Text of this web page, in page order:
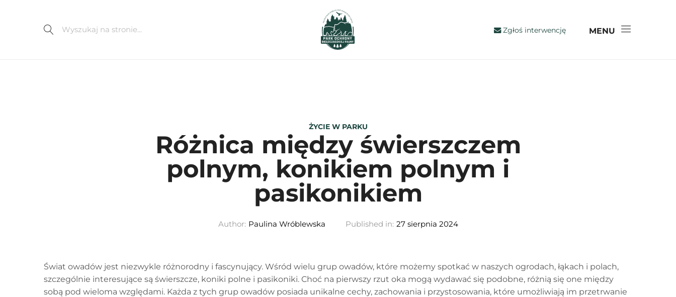
Zgłoś interwencję MENU
ŻYCIE W PARKU
Różnica między świerszczem
polnym, konikiem polnym i
pasikonikiem
Author: Paulina Wróblewska Published in: 27 sierpnia 2024
Świat owadów jest niezwykle różnorodny i fascynujący. Wśród wielu grup owadów, które możemy spotkać w naszych ogrodach, łąkach i polach,
szczególnie interesujące są świerszcze, koniki polne i pasikoniki. Choć na pierwszy rzut oka mogą wydawać się podobne, różnią się one między
sobą pod wieloma względami. Każda z tych grup owadów posiada unikalne cechy, zachowania i przystosowania, które umożliwiają im przetrwanie